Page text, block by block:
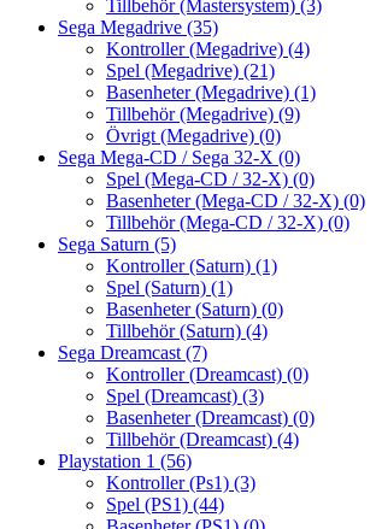
Tillbehör (Mastersystem) (3)
Sega Megadrive (35)
Kontroller (Megadrive) (4)
Spel (Megadrive) (21)
Basenheter (Megadrive) (1)
Tillbehör (Megadrive) (9)
Övrigt (Megadrive) (0)
Sega Mega-CD / Sega 32-X (0)
Spel (Mega-CD / 32-X) (0)
Basenheter (Mega-CD / 32-X) (0)
Tillbehör (Mega-CD / 32-X) (0)
Sega Saturn (5)
Kontroller (Saturn) (1)
Spel (Saturn) (1)
Basenheter (Saturn) (0)
Tillbehör (Saturn) (4)
Sega Dreamcast (7)
Kontroller (Dreamcast) (0)
Spel (Dreamcast) (3)
Basenheter (Dreamcast) (0)
Tillbehör (Dreamcast) (4)
Playstation 1 (56)
Kontroller (Ps1) (3)
Spel (PS1) (44)